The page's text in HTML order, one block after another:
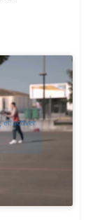
et activer